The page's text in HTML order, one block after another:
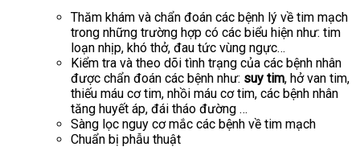
Thăm khám và chẩn đoán các bệnh lý về tim mạch
trong những trường hợp có các biểu hiện như: tim
loạn nhịp, khó thở, đau tức vùng ngực…
Kiểm tra và theo dõi tình trạng của các bệnh nhân
được chẩn đoán các bệnh như: suy tim, hở van tim,
thiếu máu cơ tim, nhồi máu cơ tim, các bệnh nhân
tăng huyết áp, đái tháo đường …
Sàng lọc nguy cơ mắc các bệnh về tim mạch
Chuẩn bị phẫu thuật